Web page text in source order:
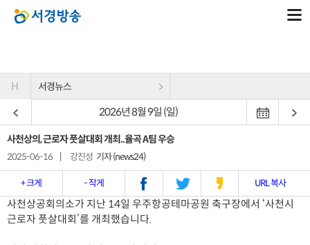
H 서경뉴스
2026년 8월 9일 (일)
사천상의, 근로자 풋살대회 개최..율곡 A팀 우승
2025-06-16 강진성 기자 (news24)
+ 크게 - 작게 URL 복사
사천상공회의소가 지난 14일 우주항공테마공원 축구장에서 ‘사천시
근로자 풋살대회’를 개최했습니다.